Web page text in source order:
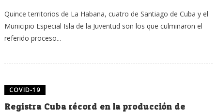
Quince territorios de La Habana, cuatro de Santiago de Cuba y el
Municipio Especial Isla de la Juventud son los que culminaron el
referido proceso...
COVID-19
Registra Cuba récord en la producción de